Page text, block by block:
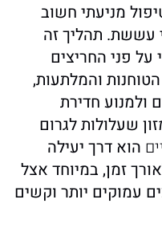
מניעתי חשוב
עששת. תהליך זה
על פני החריצים
והמלתעות,
ולמנוע חדירת
שעלולות לגרום
הוא דרך יעילה
זמן, במיוחד אצל
עמוקים יותר וקשים